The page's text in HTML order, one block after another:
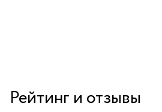
Рейтинг и отзывы